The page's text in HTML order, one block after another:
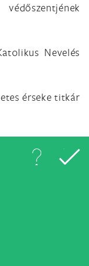
Nevelés
érseke titkár